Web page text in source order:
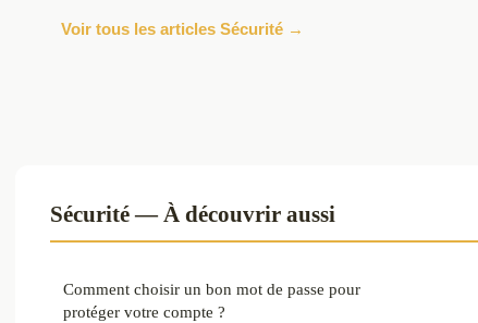
Voir tous les articles Sécurité →
Sécurité — À découvrir aussi
Comment choisir un bon mot de passe pour
protéger votre compte ?